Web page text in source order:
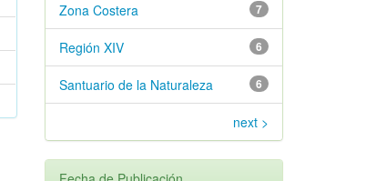
7
Zona Costera
6
Región XIV
6
Santuario de la Naturaleza
next >